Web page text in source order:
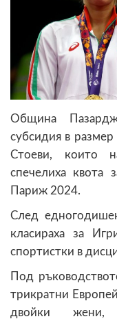
Община
субсидия в
Стоеви, които
спечелиха квота
Париж 2024.
След
класираха за
спортистки в
Под
трикратни
двойки жени,